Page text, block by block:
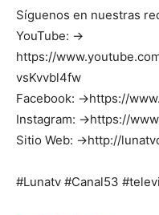
Síguenos en nuestras
YouTube: →
https://
vsKvvbl4fw
Facebook: →https://
Instagram: →https://
Sitio Web: →http://
#Lunatv #Canal53